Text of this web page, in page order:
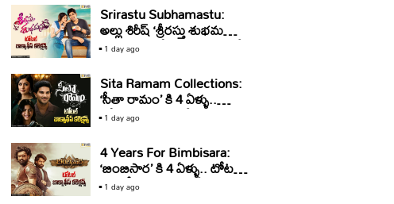
Srirastu Subhamastu:
అల్లు శిరీష్ ‘శ్రీరస్తు శుభమస్తు’కి
10 ఏళ్ళు.. టోటల్ కలెక్షన్స్ ఇవే
1 day ago
Sita Ramam Collections:
‘సీతా రామం’ కి 4 ఏళ్ళు..
టోటల్ కలెక్షన్స్ ఇవే
1 day ago
4 Years For Bimbisara:
‘బింబిసార’ కి 4 ఏళ్ళు.. టోటల్
బాక్సాఫీస్ కలెక్షన్స్ ఇవే
1 day ago